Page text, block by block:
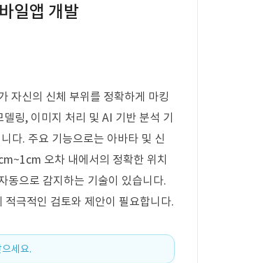
일앱 개발
자신의 신체 부위를 정확하게 마킹
링, 이미지 처리 및 AI 기반 분석 기
다. 주요 기능으로는 아바타 및 신
오차 내에서의 정확한 위치
동으로 감지하는 기술이 있습니다.
극적인 검토와 제안이 필요합니다.
세요.